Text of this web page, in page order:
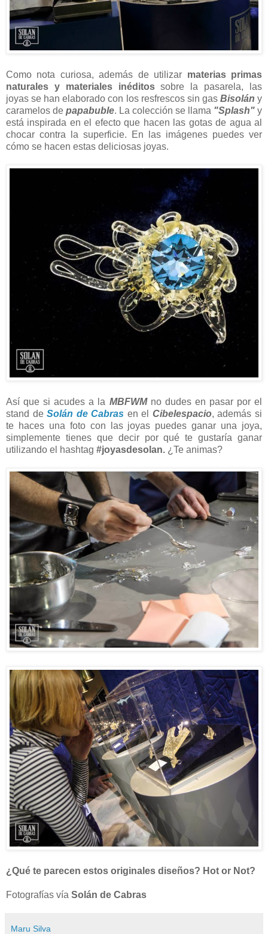
Como nota curiosa, además de utilizar materias primas
naturales y materiales inéditossobre la pasarela, las
joyas se han elaborado con los resfrescos sin gas Bisolány
caramelos de papabuble. La colección se llama "Splash" y
está inspirada en el efecto que hacen las gotas de agua al
chocar contra la superficie. En las imágenes puedes ver
cómo se hacen estas deliciosas joyas.
Así que si acudes a la MBFWM no dudes en pasar por el
stand deSolán de Cabras en el Cibelespacio, además si
te haces una foto con las joyas puedes ganar una joya,
simplemente tienes que decir por qué te gustaría ganar
utilizando el hashtag #joyasdesolan. ¿Te animas?
¿Qué te parecen estos originales diseños? Hot or Not?
Fotografías vía Solán de Cabras
Maru Silva